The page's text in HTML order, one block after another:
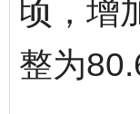
顷，增
整为